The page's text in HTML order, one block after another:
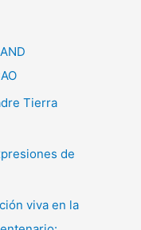
Tierra
de
viva en la